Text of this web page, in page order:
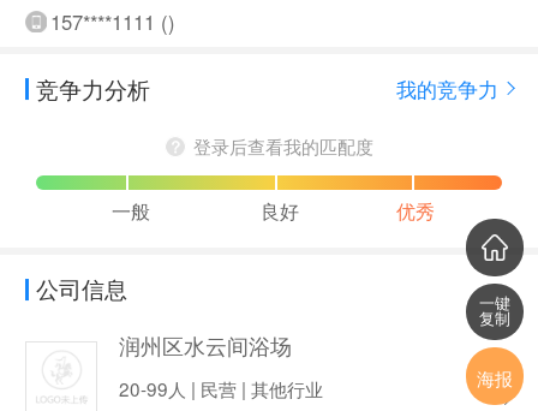
157****1111 ()
竞争力分析 我的竞争力
登录后查看我的匹配度
一般 良好 优秀
公司信息
润州区水云间浴场
20-99人 | 民营 | 其他行业
一键
复制
海报